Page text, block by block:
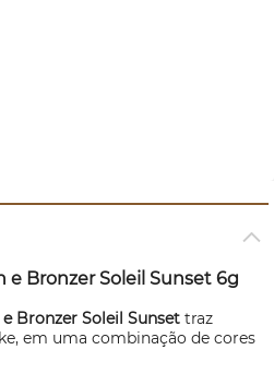
e BronzerSoleil Sunset 6g
e Bronzer Soleil Sunset traz
, em uma combinação de cores